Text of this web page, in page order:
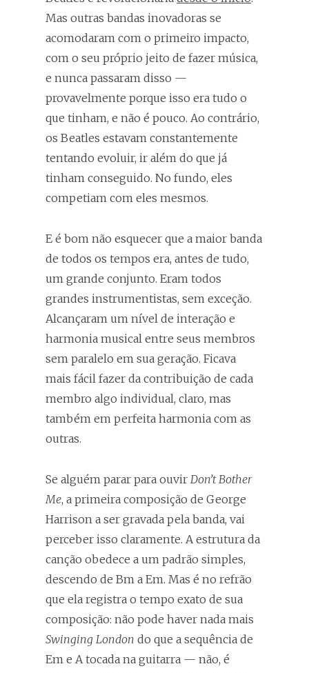
Mas outras bandas inovadoras se
acomodaram com o primeiro impacto,
com o seu próprio jeito de fazer música,
e nunca passaram disso —
provavelmente porque isso era tudo o
que tinham, e não é pouco. Ao contrário,
os Beatles estavam constantemente
tentando evoluir, ir além do que já
tinham conseguido. No fundo, eles
competiam com eles mesmos.
E é bom não esquecer que a maior banda
de todos os tempos era, antes de tudo,
um grande conjunto. Eram todos
grandes instrumentistas, sem exceção.
Alcançaram um nível de interação e
harmonia musical entre seus membros
sem paralelo em sua geração. Ficava
mais fácil fazer da contribuição de cada
membro algo individual, claro, mas
também em perfeita harmonia com as
outras.
Se alguém parar para ouvir Don’t Bother
Me, a primeira composição de George
Harrison a ser gravada pela banda, vai
perceber isso claramente. A estrutura da
canção obedece a um padrão simples,
descendo de Bm a Em. Mas é no refrão
que ela registra o tempo exato de sua
composição: não pode haver nada mais
Swinging London do que a sequência de
Em e A tocada na guitarra — não, é